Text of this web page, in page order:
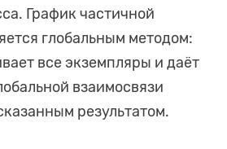
График частичной
глобальным методом:
все экземпляры и даёт
взаимосвязи
результатом.